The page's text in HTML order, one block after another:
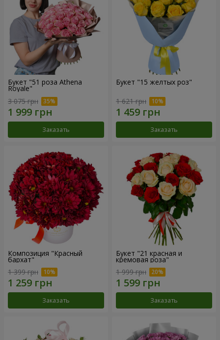
Букет "51 роза Athena
Royale"
3 075 грн
Заказать
Букет "15 желтых роз"
1 621 грн
Заказать
Композиция "Красный
бархат"
1 399 грн
Заказать
Букет "21 красная и
кремовая роза"
1 999 грн
Заказать